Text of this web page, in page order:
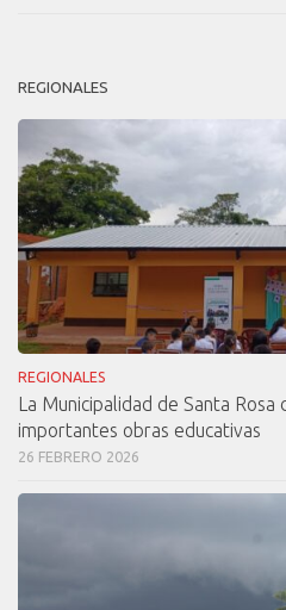
REGIONALES
REGIONALES
La Municipalidad de Santa
importantes obras educativas
26 FEBRERO 2026